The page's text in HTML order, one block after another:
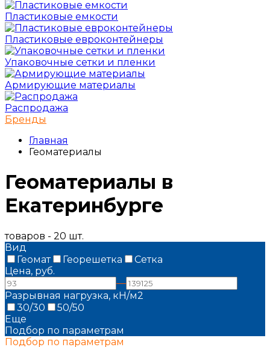
Пластиковые емкости
Пластиковые евроконтейнеры
Упаковочные сетки и пленки
Армирующие материалы
Распродажа
Бренды
Главная
Геоматериалы
Геоматериалы в
Екатеринбурге
товаров - 20 шт.
Вид
Геомат
Георешетка
Сетка
Цена, руб.
—
Разрывная нагрузка, кН/м2
30/30
50/50
Еще
Подбор по параметрам
Подбор по параметрам